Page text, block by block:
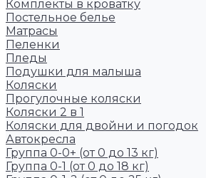
Комплекты в кроватку
Постельное белье
Матрасы
Пеленки
Пледы
Подушки для малыша
Коляски
Прогулочные коляски
Коляски 2 в 1
Коляски для двойни и погодок
Автокресла
Группа 0-0+ (от 0 до 13 кг)
Группа 0-1 (от 0 до 18 кг)